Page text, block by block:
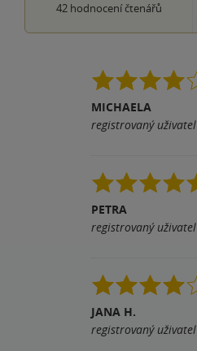
42hodnocení čtenářů
MICHAELA
registrovaný uživatel
PETRA
registrovaný uživatel
JANA H.
registrovaný uživatel